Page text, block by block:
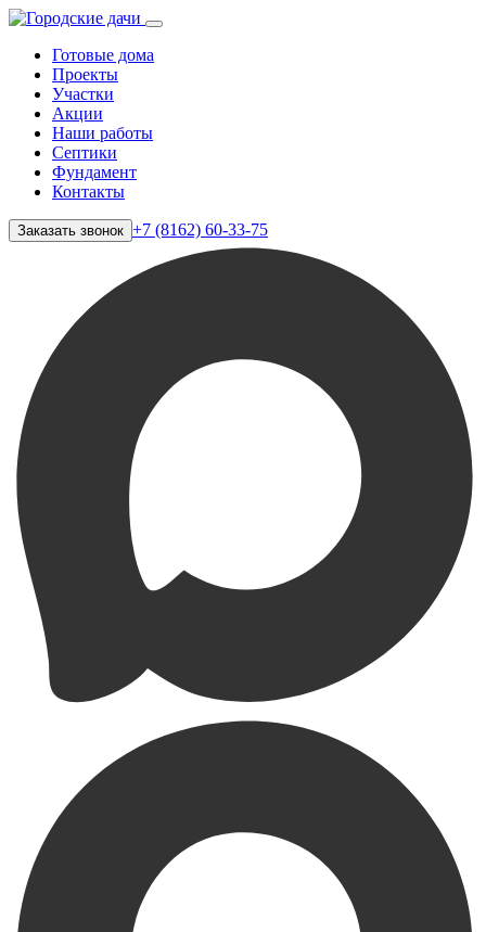
Готовые дома
Проекты
Участки
Акции
Наши работы
Септики
Фундамент
Контакты
Заказать звонок +7 (8162) 60-33-75